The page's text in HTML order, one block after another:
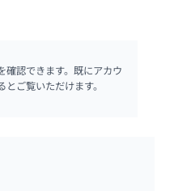
確認できます。既にアカウ
とご覧いただけます。